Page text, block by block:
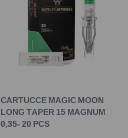
CARTUCCE MAGIC MOON
LONG TAPER 15 MAGNUM
0,35- 20 PCS